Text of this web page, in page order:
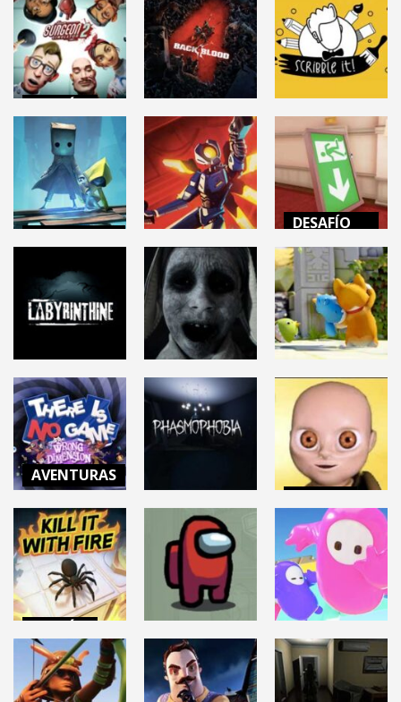
MANIA
93.5K
SPELLBREAK
9.93K
TINY BUNNY
8.81K
SURGEON
SIMULATOR 2
21.4K
ACCIÓN
BACK 4 BLOOD
33.2K
DESAFÍO
MENTAL
SCRIBBLE IT!
32.8K
NIGHTMARES II
22.1K
ACCIÓN
ULTRAKILL
12.7K
DESAFÍO
SUPERLIMINAL
(Demo)
16.5K
TERROR
LABYRINTHINE
8.95K
TERROR
LITTLE HOPE
ACCIÓN
PARTY
ANIMALS
64K
AVENTURAS
GAME: WRONG
DIMENSION
14.3K
TERROR
PHASMOPHOBIA
61K
THE BABY IN
YELLOW
72.2K
KILL IT WITH
FIRE
ACCIÓN
AMONG US ACCIÓN
FALL GUYS